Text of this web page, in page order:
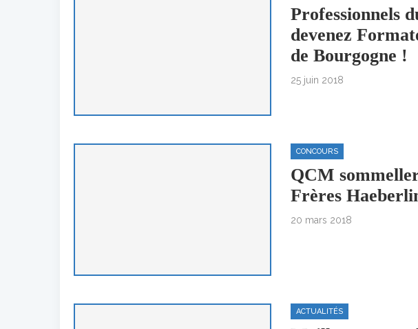
Professionnels
devenez
de Bourgogne !
25 juin 2018
CONCOURS
QCM
Frères
20 mars 2018
ACTUALITÉS